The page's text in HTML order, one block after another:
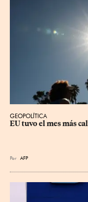
GEOPOLÍTICA
EU tuvo el mes más
Por AFP